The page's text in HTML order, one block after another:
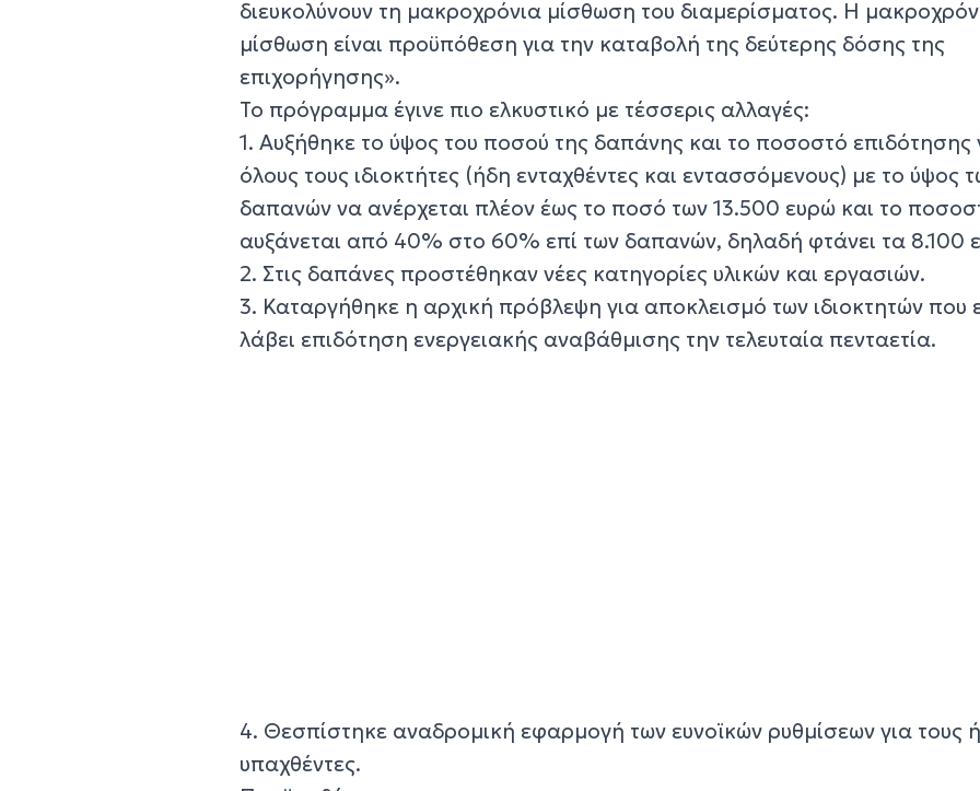
διευκολύνουν τη μακροχρόνια μίσθωση του διαμερίσματος. Η
μίσθωση είναι προϋπόθεση για την καταβολή της δεύτερης δόσης της
επιχορήγησης».
Το πρόγραμμα έγινε πιο ελκυστικό με τέσσερις αλλαγές:
1. Αυξήθηκε το ύψος του ποσού της δαπάνης και το ποσοστό επιδότησης
όλους τους ιδιοκτήτες (ήδη ενταχθέντες και εντασσόμενους) με το ύψος
δαπανών να ανέρχεται πλέον έως το ποσό των 13.500 ευρώ και το
αυξάνεται από 40% στο 60% επί των δαπανών, δηλαδή φτάνει τα 8.100
2. Στις δαπάνες προστέθηκαν νέες κατηγορίες υλικών και εργασιών.
3. Καταργήθηκε η αρχική πρόβλεψη για αποκλεισμό των ιδιοκτητών που
λάβει επιδότηση ενεργειακής αναβάθμισης την τελευταία πενταετία.
4. Θεσπίστηκε αναδρομική εφαρμογή των ευνοϊκών ρυθμίσεων για τους
υπαχθέντες.